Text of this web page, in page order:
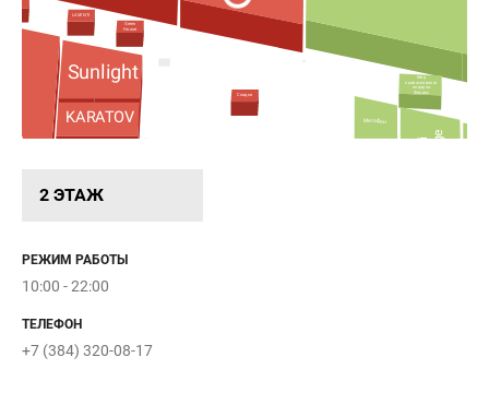
2 ЭТАЖ
РЕЖИМ РАБОТЫ
10:00 - 22:00
ТЕЛЕФОН
+7 (384) 320-08-17
LAVENTI
Green
House
Мир
православного
подарка
Феникс
Сладко
Rieker
KARATOV
Sunlight
Мегафон
Exchange